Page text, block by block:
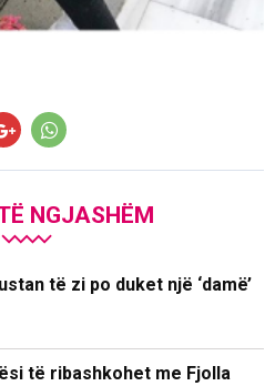
NGJASHËM
të zi po duket një ‘damë’
të ribashkohet me Fjolla